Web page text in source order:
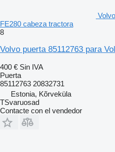
FE280 cabeza tractora
8
Volvo puerta 85112763 para
400 € Sin IVA
Puerta
85112763 20832731
Estonia, Kõrveküla
TSvaruosad
Contacte con el vendedor